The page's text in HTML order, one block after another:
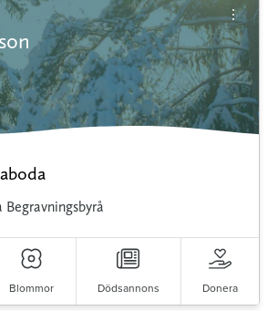
Begravningsbyrå
Blommor Dödsannons Donera